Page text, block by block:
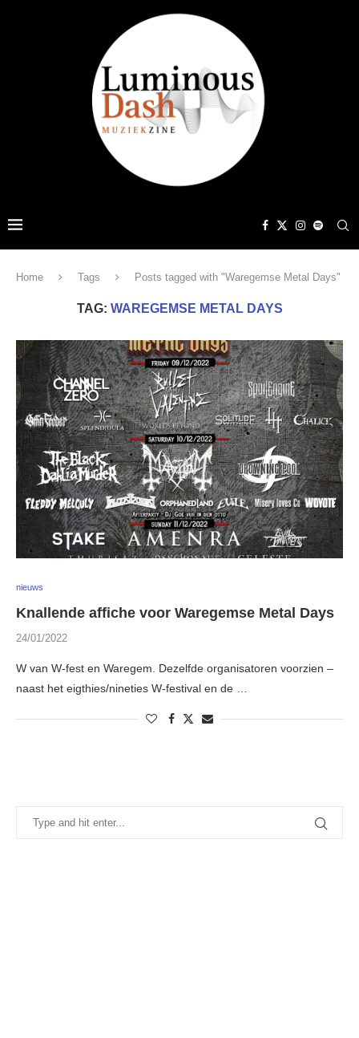
Home Tags Posts tagged with "Waregemse Metal Days"
TAG: WAREGEMSE METAL DAYS
nieuws
Knallende affiche voor Waregemse Metal Days
24/01/2022
W van W-fest en Waregem. Dezelfde organisatoren voorzien –
naast het eigthies/nineties W-festival en de …